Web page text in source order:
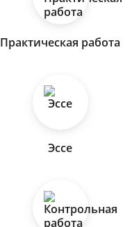
Практическая работа
Эссе